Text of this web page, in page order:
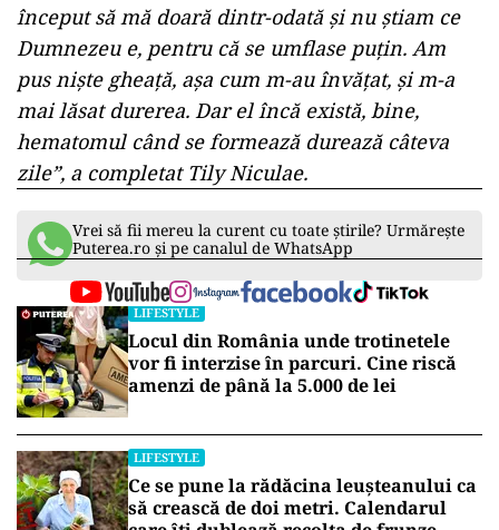
început să mă doară dintr-odată și nu știam ce
Dumnezeu e, pentru că se umflase puțin. Am
pus niște gheață, așa cum m-au învățat, și m-a
mai lăsat durerea. Dar el încă există, bine,
hematomul când se formează durează câteva
zile”, a completat Tily Niculae.
Vrei să fii mereu la curent cu toate știrile? Urmărește
Puterea.ro și pe canalul de WhatsApp
LIFESTYLE
Locul din România unde trotinetele
vor fi interzise în parcuri. Cine riscă
amenzi de până la 5.000 de lei
LIFESTYLE
Ce se pune la rădăcina leușteanului ca
să crească de doi metri. Calendarul